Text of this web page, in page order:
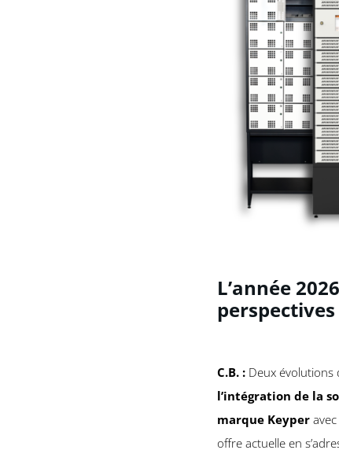
L’année
C.B. : Deux évolutions
l’intégration de la
marque Keyper
offre actuelle en